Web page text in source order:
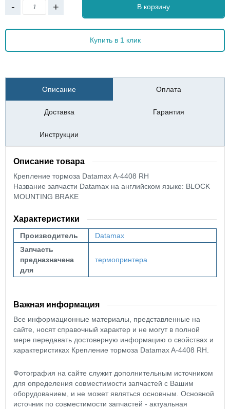
- + В корзину
Купить в 1 клик
Описание Оплата
Доставка Гарантия
Инструкции
Описание товара
Крепление тормоза Datamax A-4408 RH
Название запчасти Datamax на английском языке: BLOCK
MOUNTING BRAKE
Характеристики
Производитель
Datamax
Запчасть
предназначена
для
термопринтера
Важная информация
Все информационные материалы, представленные на
сайте, носят справочный характер и не могут в полной
мере передавать достоверную информацию о свойствах и
характеристиках Крепление тормоза Datamax A-4408 RH.
Фотография на сайте служит дополнительным источником
для определения совместимости запчастей с Вашим
оборудованием, и не может являться основным. Основной
источник по совместимости запчастей - актуальная